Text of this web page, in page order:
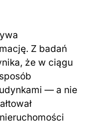
Z badań
że w ciągu
— a nie